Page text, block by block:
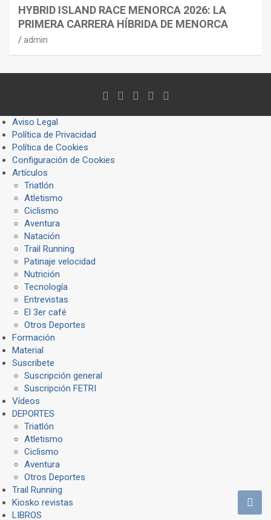
HYBRID ISLAND RACE MENORCA 2026: LA
PRIMERA CARRERA HÍBRIDA DE MENORCA
admin
Aviso Legal
Política de Privacidad
Política de Cookies
Configuración de Cookies
Artículos
Triatlón
Atletismo
Ciclismo
Aventura
Natación
Trail Running
Patinaje velocidad
Nutrición
Tecnología
Entrevistas
El 3er café
Otros Deportes
Formación
Material
Suscríbete
Suscripción general
Suscripción FETRI
Vídeos
DEPORTES
Triatlón
Atletismo
Ciclismo
Aventura
Otros Deportes
Trail Running
Kiosko revistas
LIBROS